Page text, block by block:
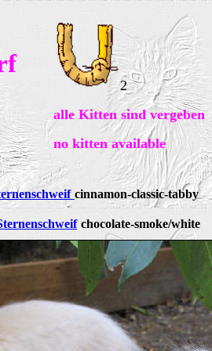
2
alle Kitten sind vergeben
no kitten available
cinnamon-classic-tabby
chocolate-smoke/white